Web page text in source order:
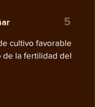
5
cultivo favorable
de la fertilidad del